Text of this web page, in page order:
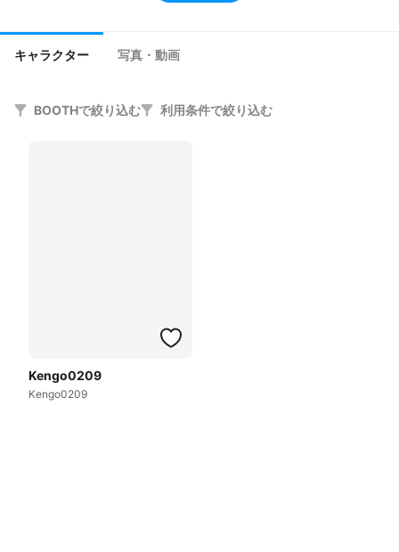
キャラクター 写真・動画
BOOTHで絞り込む 利用条件で絞り込む
Kengo0209
Kengo0209